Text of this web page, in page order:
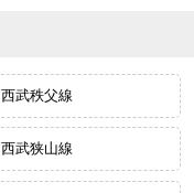
西武秩父線
西武狭山線